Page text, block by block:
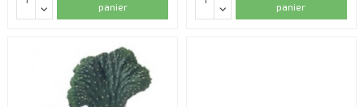
panier
panier